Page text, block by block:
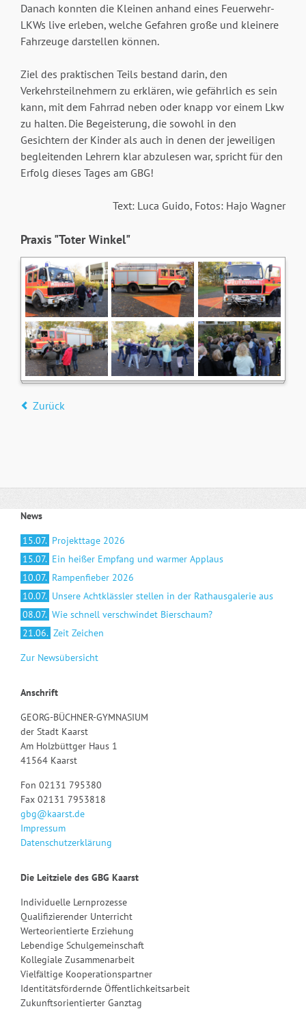
Danach konnten die Kleinen anhand eines Feuerwehr-
LKWs live erleben, welche Gefahren große und kleinere
Fahrzeuge darstellen können.
Ziel des praktischen Teils bestand darin, den
Verkehrsteilnehmern zu erklären, wie gefährlich es sein
kann, mit dem Fahrrad neben oder knapp vor einem Lkw
zu halten. Die Begeisterung, die sowohl in den
Gesichtern der Kinder als auch in denen der jeweiligen
begleitenden Lehrern klar abzulesen war, spricht für den
Erfolg dieses Tages am GBG!
Text: Luca Guido, Fotos: Hajo Wagner
Praxis "Toter Winkel"
Zurück
News
15.07. Projekttage 2026
15.07. Ein heißer Empfang und warmer Applaus
10.07. Rampenfieber 2026
10.07. Unsere Achtklässler stellen in der Rathausgalerie aus
08.07. Wie schnell verschwindet Bierschaum?
21.06. Zeit Zeichen
Zur Newsübersicht
Anschrift
GEORG-BÜCHNER-GYMNASIUM
der Stadt Kaarst
Am Holzbüttger Haus 1
41564 Kaarst
Fon 02131 795380
Fax 02131 7953818
gbg@kaarst.de
Impressum
Datenschutzerklärung
Die Leitziele des GBG Kaarst
Individuelle Lernprozesse
Qualifizierender Unterricht
Werteorientierte Erziehung
Lebendige Schulgemeinschaft
Kollegiale Zusammenarbeit
Vielfältige Kooperationspartner
Identitätsfördernde Öffentlichkeitsarbeit
Zukunftsorientierter Ganztag